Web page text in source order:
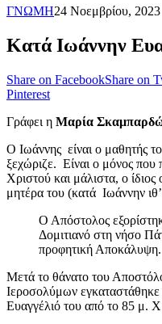
ΓΝΩΜΗ24 Νοεμβρίου, 2023
Κατά Ιωάννην
Share on FacebookShare on
Pinterest
Γράφει η Μαρία
Ο Ιωάννης είναι ο μαθητής
ξεχώριζε. Είναι ο μόνος
Χριστού και μάλιστα, ο
μητέρα του (κατά Ιωάννην
Ο Απόστολος
Δομιτιανό στη νήσο
προφητική Αποκάλυψη.
Μετά το θάνατο του
Ιεροσολύμων
Ευαγγέλιό του από το 85 μ.